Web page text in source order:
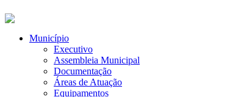
Município
Executivo
Assembleia Municipal
Documentação
Áreas de Atuação
Equipamentos